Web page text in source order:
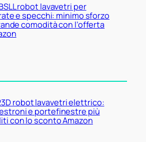
robot lavavetri per
e specchi: minimo sforzo
comodità con l’offerta
robot lavavetri elettrico:
e portefinestre più
con lo sconto Amazon